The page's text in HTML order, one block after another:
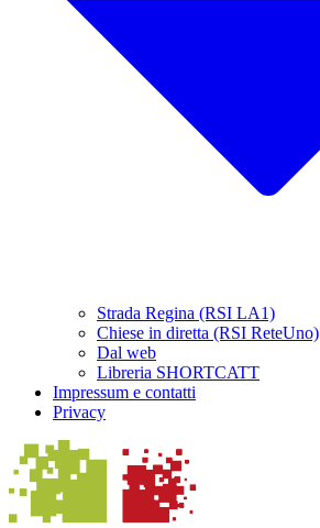
Strada Regina (RSI LA1)
Chiese in diretta (RSI ReteUno)
Dal web
Libreria SHORTCATT
Impressum e contatti
Privacy